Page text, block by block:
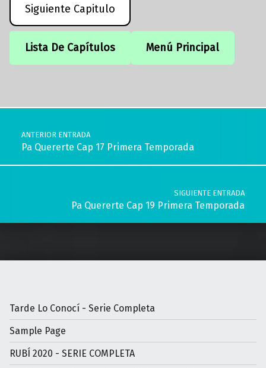
Siguiente Capitulo
Lista De Capítulos Menú Principal
Navegación de entradas
ANTERIOR ENTRADA
Pa Quererte Cap 17 Primera Temporada
SIGUIENTE ENTRADA
Pa Quererte Cap 19 Primera Temporada
Tarde Lo Conocí - Serie Completa
Sample Page
RUBÍ 2020 - SERIE COMPLETA